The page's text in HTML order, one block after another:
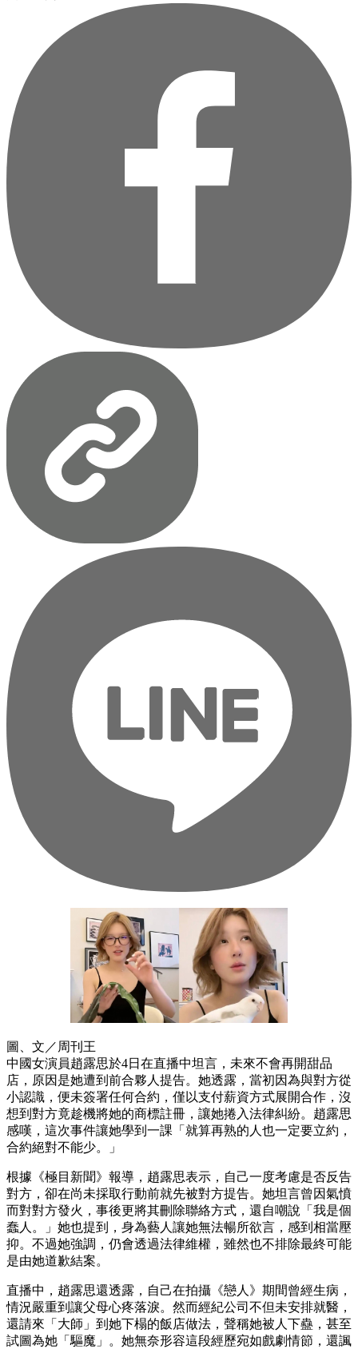
圖、文／周刊王
中國女演員趙露思於4日在直播中坦言，未來不會再開甜品
店，原因是她遭到前合夥人提告。她透露，當初因為與對方從
小認識，便未簽署任何合約，僅以支付薪資方式展開合作，沒
想到對方竟趁機將她的商標註冊，讓她捲入法律糾紛。趙露思
感嘆，這次事件讓她學到一課「就算再熟的人也一定要立約，
合約絕對不能少。」
根據《極目新聞》報導，趙露思表示，自己一度考慮是否反告
對方，卻在尚未採取行動前就先被對方提告。她坦言曾因氣憤
而對對方發火，事後更將其刪除聯絡方式，還自嘲說「我是個
蠢人。」她也提到，身為藝人讓她無法暢所欲言，感到相當壓
抑。不過她強調，仍會透過法律維權，雖然也不排除最終可能
是由她道歉結案。
直播中，趙露思還透露，自己在拍攝《戀人》期間曾經生病，
情況嚴重到讓父母心疼落淚。然而經紀公司不但未安排就醫，
還請來「大師」到她下榻的飯店做法，聲稱她被人下蠱，甚至
試圖為她「驅魔」。她無奈形容這段經歷宛如戲劇情節，還諷